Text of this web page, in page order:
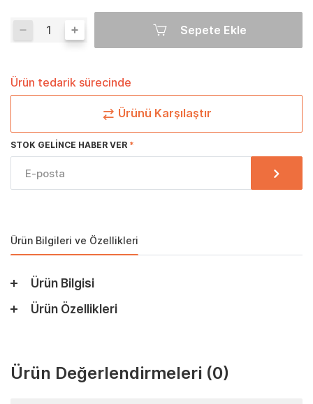
Sepete Ekle
Ürün tedarik sürecinde
Ürünü Karşılaştır
STOK GELINCE HABER VER
Ürün Bilgileri ve Özellikleri
Ürün Bilgisi
Ürün Özellikleri
Ürün Değerlendirmeleri (0)